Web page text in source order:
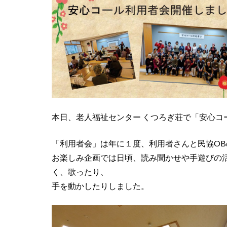
本日、老人福祉センター くつろぎ荘で「安心
「利用者会」は年に１度、利用者さんと民協
お楽しみ企画では日頃、読み聞かせや手遊び
く、歌ったり、
手を動かしたりしました。